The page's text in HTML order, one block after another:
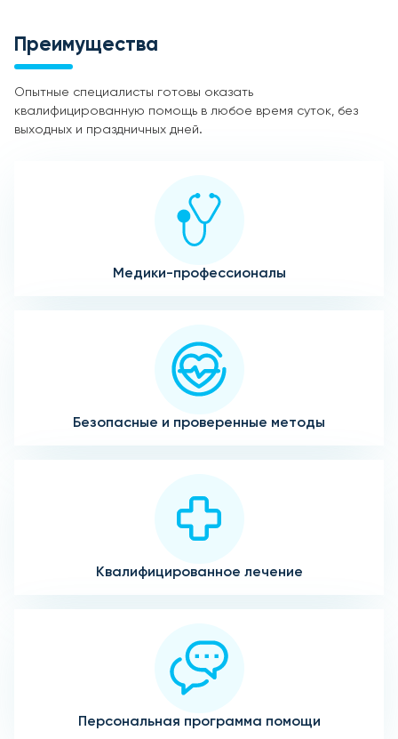
Преимущества
Опытные специалисты готовы оказать
квалифицированную помощь в любое время суток, без
выходных и праздничных дней.
Медики-профессионалы
Безопасные и проверенные методы
Квалифицированное лечение
Персональная программа помощи